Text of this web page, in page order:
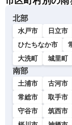
北部
水戸市 日立市
ひたちなか市
大洗町
城里町
南部
土浦市 古河市
常総市
取手市
守谷市
筑西市